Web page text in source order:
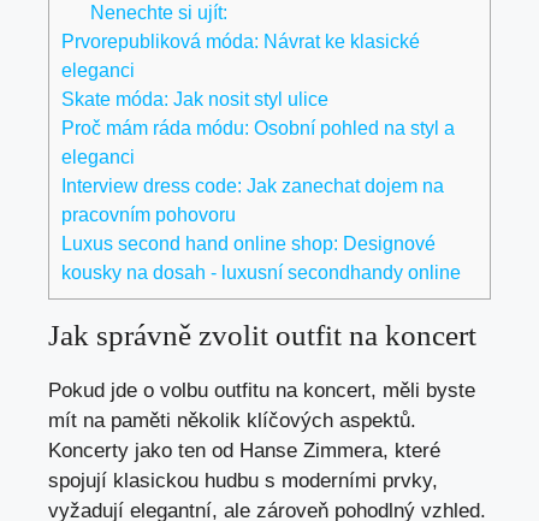
Nenechte si ujít:
Prvorepubliková móda: Návrat ke klasické
eleganci
Skate móda: Jak nosit styl ulice
Proč mám ráda módu: Osobní pohled na styl a
eleganci
Interview dress code: Jak zanechat dojem na
pracovním pohovoru
Luxus second hand online shop: Designové
kousky na dosah - luxusní secondhandy online
Jak správně zvolit outfit na koncert
Pokud jde o volbu outfitu na koncert, měli byste
mít na paměti několik klíčových aspektů.
Koncerty jako ten od Hanse Zimmera, které
spojují klasickou hudbu s moderními prvky,
vyžadují elegantní, ale zároveň pohodlný vzhled.